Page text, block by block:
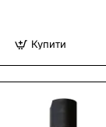
Купити